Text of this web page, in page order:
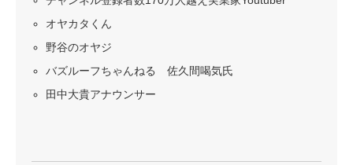
オヤカタくん
野谷のオヤジ
バズルーフちゃんねる 佐久間喝気氏
田中大貴アナウンサー